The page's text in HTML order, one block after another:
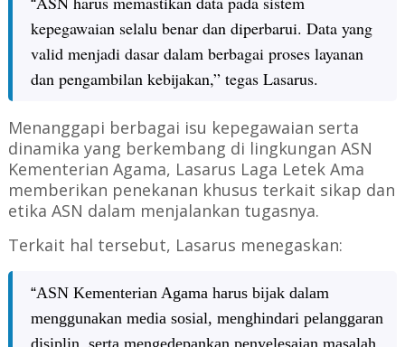
“
kepegawaian selalu benar dan diperbarui. Data yang
valid menjadi dasar dalam berbagai proses layanan
dan pengambilan kebijakan,” tegas Lasarus.
Menanggapi berbagai isu kepegawaian serta
dinamika yang berkembang di lingkungan ASN
Kementerian Agama, Lasarus Laga Letek Ama
memberikan penekanan khusus terkait sikap dan
etika ASN dalam menjalankan tugasnya.
Terkait hal tersebut, Lasarus menegaskan:
“ASN Kementerian Agama harus bijak dalam
menggunakan media sosial, menghindari pelanggaran